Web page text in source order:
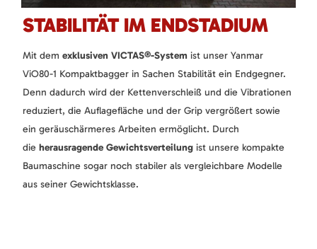
STABILITÄT IM ENDSTADIUM
Mit dem exklusiven VICTAS®-System ist unser Yanmar
ViO80-1 Kompaktbagger in Sachen Stabilität ein Endgegner.
Denn dadurch wird der Kettenverschleiß und die Vibrationen
reduziert, die Auflagefläche und der Grip vergrößert sowie
ein geräuschärmeres Arbeiten ermöglicht. Durch
die herausragende Gewichtsverteilung ist unsere kompakte
Baumaschine sogar noch stabiler als vergleichbare Modelle
aus seiner Gewichtsklasse.